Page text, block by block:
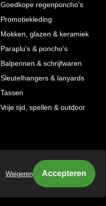
Goedkope regenponcho's
Promotiekleding
Mokken, glazen & keramiek
Paraplu's & poncho's
Balpennen & schrijfwaren
Sleutelhangers & lanyards
Tassen
Vrije tijd, spellen & outdoor
Weigeren